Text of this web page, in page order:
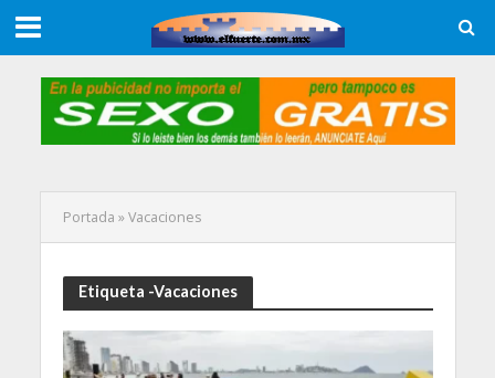
Portada »Vacaciones
Etiqueta -Vacaciones